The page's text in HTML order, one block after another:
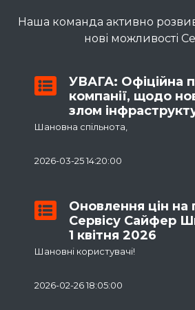
Наша команда активно
нові можливості
УВАГА: Офіційна
компанії, щодо
злом
Шановна спільнота,
інформація не
інфраструктура компанії
режимі, ознак її компрометації не
облікових даних
2026-03-25 14:20:00
Оновлення цін на
Сервісу Сайфер
1 квітня 2026
Шановні користувачі!
2026-02-26 18:05:00